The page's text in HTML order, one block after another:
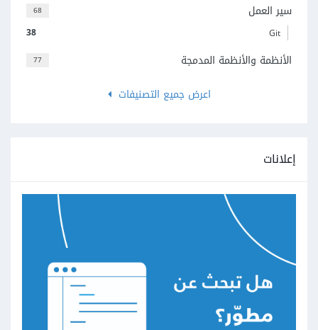
68 سير العمل
38 Git
77
الأنظمة والأنظمة المدمجة
اعرض جميع التصنيفات
إعلانات